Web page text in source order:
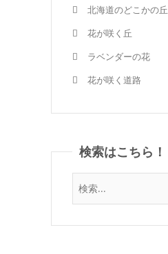
北海道のどこかの丘
花が咲く丘
ラベンダーの花
花が咲く道路
検索はこちら！